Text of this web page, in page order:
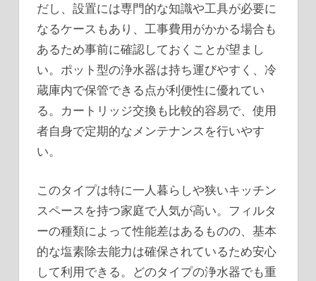
だし、設置には専門的な知識や工具が必要に
なるケースもあり、工事費用がかかる場合も
あるため事前に確認しておくことが望まし
い。ポット型の浄水器は持ち運びやすく、冷
蔵庫内で保管できる点が利便性に優れてい
る。カートリッジ交換も比較的容易で、使用
者自身で定期的なメンテナンスを行いやす
い。
このタイプは特に一人暮らしや狭いキッチン
スペースを持つ家庭で人気が高い。フィルタ
ーの種類によって性能差はあるものの、基本
的な塩素除去能力は確保されているため安心
して利用できる。どのタイプの浄水器でも重